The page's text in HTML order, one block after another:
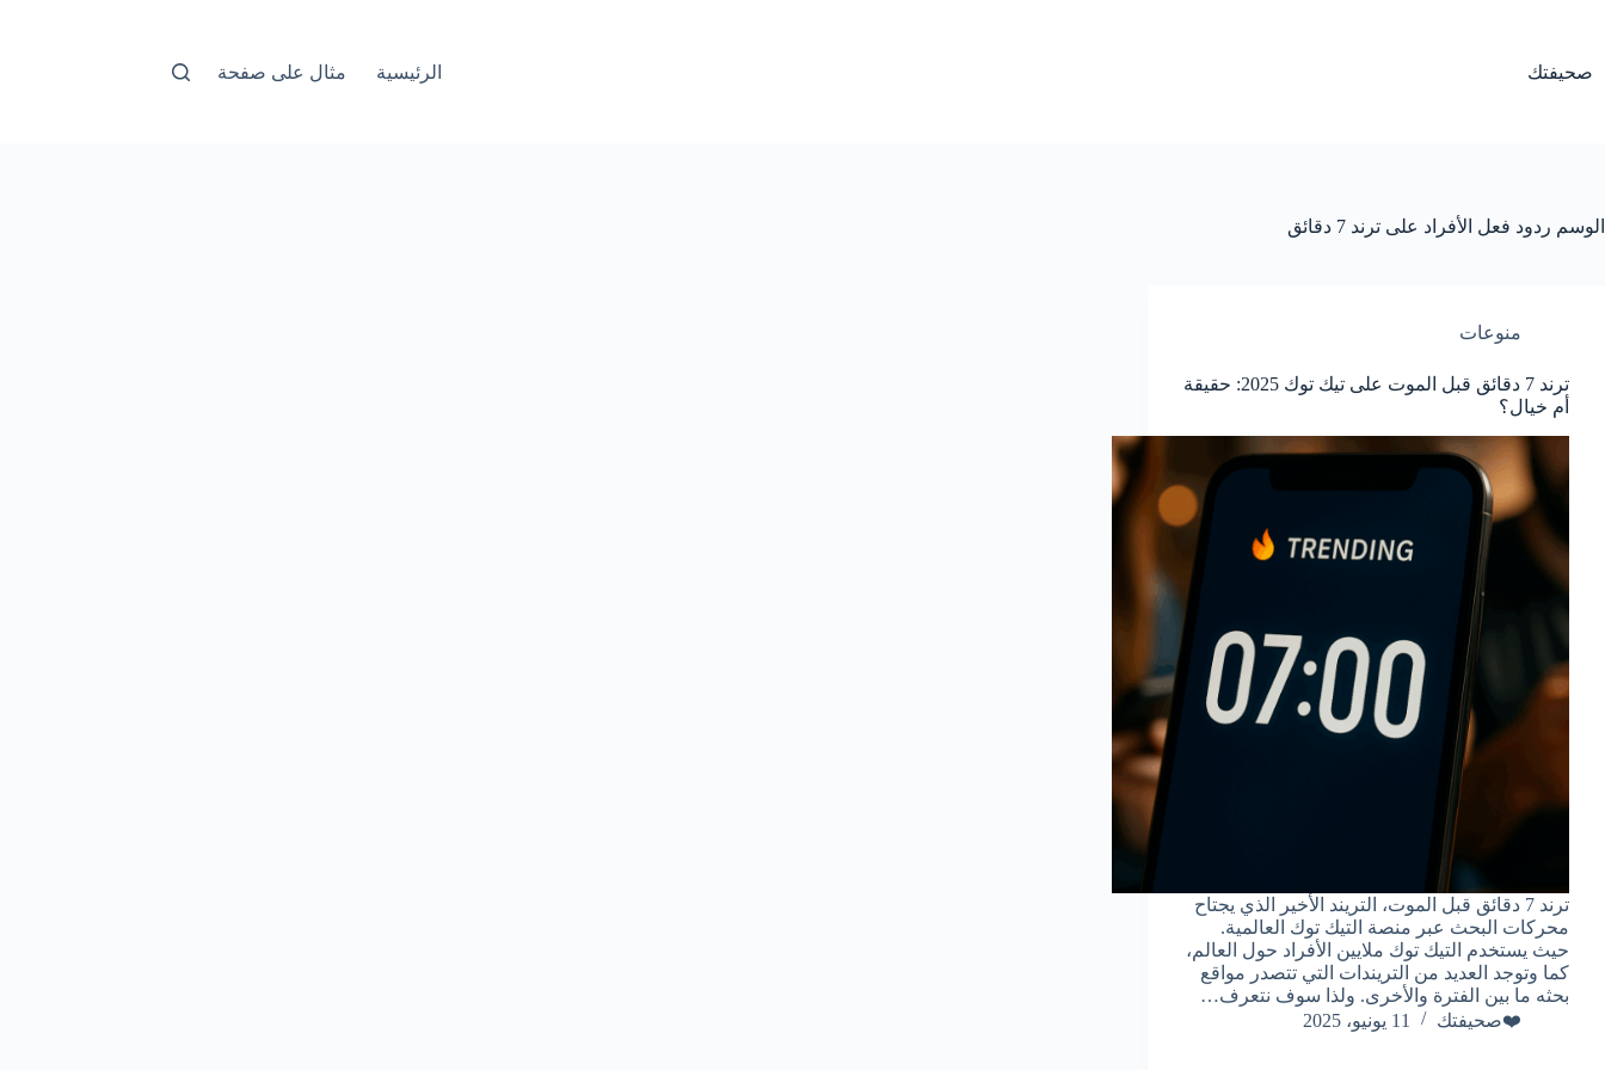
صحيفتك الرئيسية مثال على صفحة
الوسم ردود فعل الأفراد على ترند 7 دقائق
منوعات
ترند 7 دقائق قبل الموت على تيك توك 2025: حقيقة
أم خيال؟
ترند 7 دقائق قبل الموت، التريند الأخير الذي يجتاح
محركات البحث عبر منصة التيك توك العالمية.
حيث يستخدم التيك توك ملايين الأفراد حول العالم،
كما وتوجد العديد من التريندات التي تتصدر مواقع
بحثه ما بين الفترة والأخرى. ولذا سوف نتعرف…
❤️صحيفتك
11 يونيو، 2025